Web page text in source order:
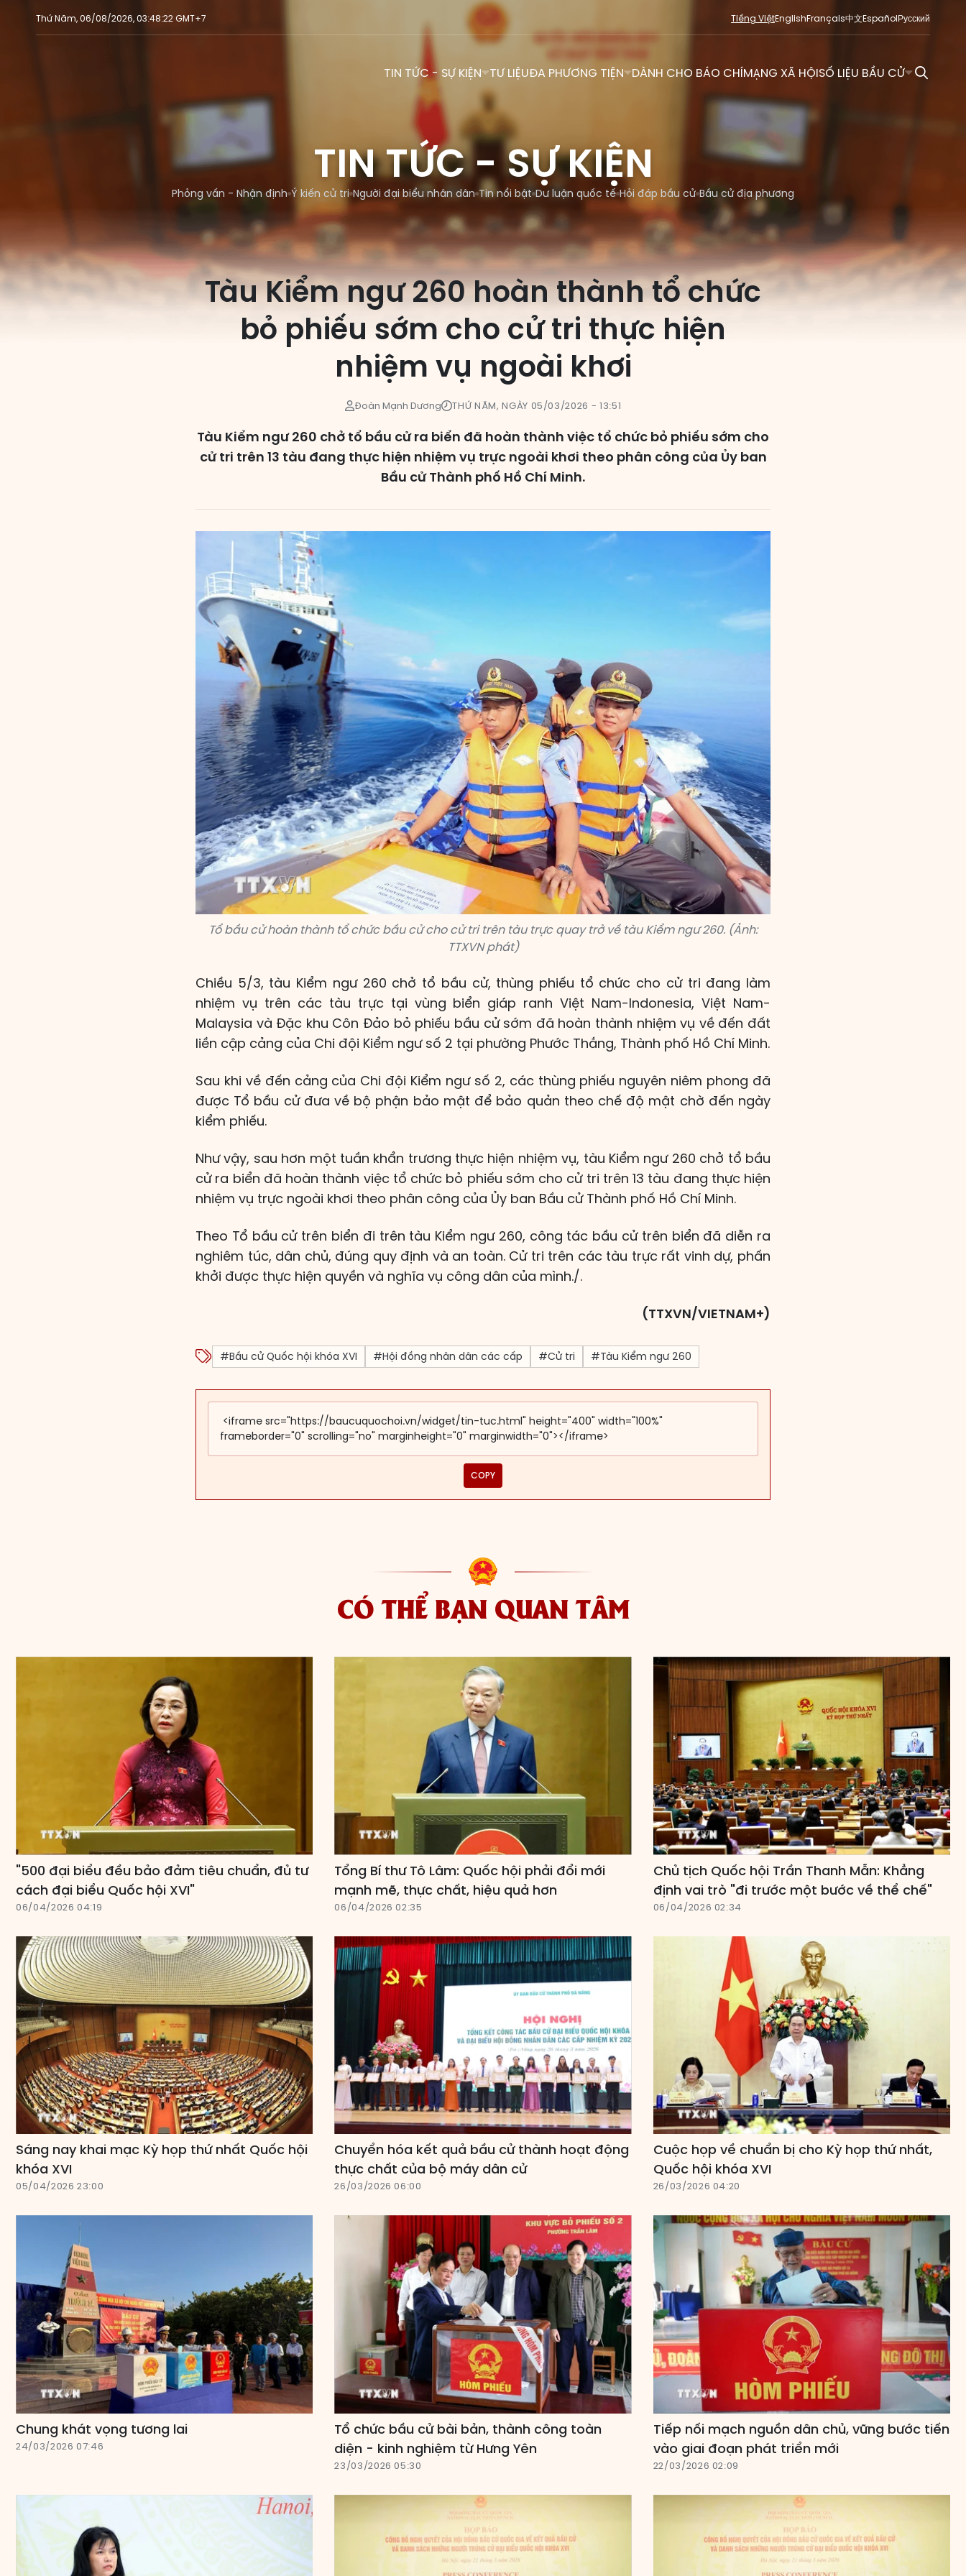
Thứ Năm, 06/08/2026, 03:48:22 GMT+7 Tiếng ViệtEnglishFrançais中文EspañolРусский
TIN TỨC - SỰ KIỆN TƯ LIỆUĐA PHƯƠNG TIỆN DÀNH CHO BÁO CHÍMẠNG XÃ HỘISỐ LIỆU BẦU CỬ
TIN TỨC - SỰ KIỆN
Phỏng vấn - Nhận định Ý kiến cử tri Người đại biểu nhân dân Tin nổi bật Dư luận quốc tế Hỏi đáp bầu cử Bầu cử địa phương
Tàu Kiểm ngư 260 hoàn thành tổ chức
bỏ phiếu sớm cho cử tri thực hiện
nhiệm vụ ngoài khơi
Đoàn Mạnh Dương THỨ NĂM, NGÀY 05/03/2026 - 13:51
Tàu Kiểm ngư 260 chở tổ bầu cử ra biển đã hoàn thành việc tổ chức bỏ phiếu sớm cho
cử tri trên 13 tàu đang thực hiện nhiệm vụ trực ngoài khơi theo phân công của Ủy ban
Bầu cử Thành phố Hồ Chí Minh.
Tổ bầu cử hoàn thành tổ chức bầu cử cho cử tri trên tàu trực quay trở về tàu Kiểm ngư 260. (Ảnh:
TTXVN phát)
Chiều 5/3, tàu Kiểm ngư 260 chở tổ bầu cử, thùng phiếu tổ chức cho cử tri đang làm
nhiệm vụ trên các tàu trực tại vùng biển giáp ranh Việt Nam-Indonesia, Việt Nam-
Malaysia và Đặc khu Côn Đảo bỏ phiếu bầu cử sớm đã hoàn thành nhiệm vụ về đến đất
liền cập cảng của Chi đội Kiểm ngư số 2 tại phường Phước Thắng, Thành phố Hồ Chí Minh.
Sau khi về đến cảng của Chi đội Kiểm ngư số 2, các thùng phiếu nguyên niêm phong đã
được Tổ bầu cử đưa về bộ phận bảo mật để bảo quản theo chế độ mật chờ đến ngày
kiểm phiếu.
Như vậy, sau hơn một tuần khẩn trương thực hiện nhiệm vụ, tàu Kiểm ngư 260 chở tổ bầu
cử ra biển đã hoàn thành việc tổ chức bỏ phiếu sớm cho cử tri trên 13 tàu đang thực hiện
nhiệm vụ trực ngoài khơi theo phân công của Ủy ban Bầu cử Thành phố Hồ Chí Minh.
Theo Tổ bầu cử trên biển đi trên tàu Kiểm ngư 260, công tác bầu cử trên biển đã diễn ra
nghiêm túc, dân chủ, đúng quy định và an toàn. Cử tri trên các tàu trực rất vinh dự, phấn
khởi được thực hiện quyền và nghĩa vụ công dân của mình./.
(TTXVN/VIETNAM+)
#Bầu cử Quốc hội khóa XVI #Hội đồng nhân dân các cấp #Cử tri #Tàu Kiểm ngư 260
COPY
CÓ THỂ BẠN QUAN TÂM
"500 đại biểu đều bảo đảm tiêu chuẩn, đủ tư
cách đại biểu Quốc hội XVI"
06/04/2026 04:19
Tổng Bí thư Tô Lâm: Quốc hội phải đổi mới
mạnh mẽ, thực chất, hiệu quả hơn
06/04/2026 02:35
Chủ tịch Quốc hội Trần Thanh Mẫn: Khẳng
định vai trò "đi trước một bước về thể chế"
06/04/2026 02:34
Sáng nay khai mạc Kỳ họp thứ nhất Quốc hội
khóa XVI
05/04/2026 23:00
Chuyển hóa kết quả bầu cử thành hoạt động
thực chất của bộ máy dân cử
26/03/2026 06:00
Cuộc họp về chuẩn bị cho Kỳ họp thứ nhất,
Quốc hội khóa XVI
26/03/2026 04:20
Chung khát vọng tương lai
24/03/2026 07:46
Tổ chức bầu cử bài bản, thành công toàn
diện - kinh nghiệm từ Hưng Yên
23/03/2026 05:30
Tiếp nối mạch nguồn dân chủ, vững bước tiến
vào giai đoạn phát triển mới
22/03/2026 02:09